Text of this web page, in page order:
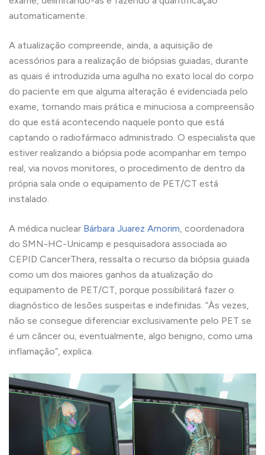
automaticamente.
A atualização compreende, ainda, a aquisição de
acessórios para a realização de biópsias guiadas, durante
as quais é introduzida uma agulha no exato local do corpo
do paciente em que alguma alteração é evidenciada pelo
exame, tornando mais prática e minuciosa a compreensão
do que está acontecendo naquele ponto que está
captando o radiofármaco administrado. O especialista que
estiver realizando a biópsia pode acompanhar em tempo
real, via novos monitores, o procedimento de dentro da
própria sala onde o equipamento de PET/CT está
instalado.
A médica nuclear Bárbara Juarez Amorim, coordenadora
do SMN-HC-Unicamp e pesquisadora associada ao
CEPID CancerThera, ressalta o recurso da biópsia guiada
como um dos maiores ganhos da atualização do
equipamento de PET/CT, porque possibilitará fazer o
diagnóstico de lesões suspeitas e indefinidas. “Às vezes,
não se consegue diferenciar exclusivamente pelo PET se
é um câncer ou, eventualmente, algo benigno, como uma
inflamação”, explica.